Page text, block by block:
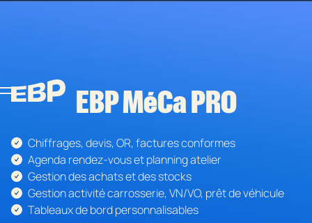
EBP MéCa PRO
Chiffrages, devis, OR, factures conformes
Agenda rendez-vous et planning atelier
Gestion des achats et des stocks
Gestion activité carrosserie, VN/VO, prêt de véhicule
Tableaux de bord personnalisables
Bénéficiez d'une démonstration
avec un conseiller. Il pourra
* Champs obligatoires
En envoyant ce formulaire, vous
générales d’utilisation ainsi que notre